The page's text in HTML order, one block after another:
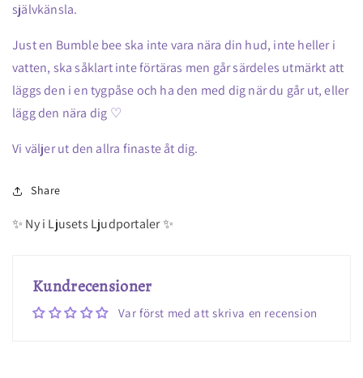
självkänsla.
Just en Bumble bee ska inte vara nära din hud, inte heller i
vatten, ska såklart inte förtäras men går särdeles utmärkt att
läggs den i en tygpåse och ha den med dig när du går ut, eller
lägg den nära dig ♡
Vi väljer ut den allra finaste åt dig.
Share
✨ Ny i Ljusets Ljudportaler ✨
Kundrecensioner
Var först med att skriva en recension